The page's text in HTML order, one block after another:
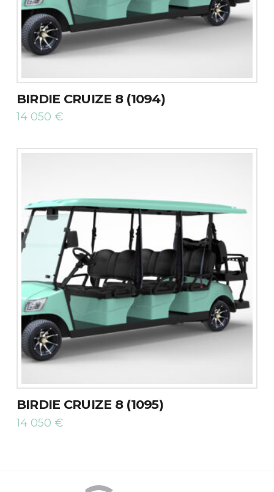
BIRDIE CRUIZE 8 (1094)
14 050 €
BIRDIE CRUIZE 8 (1095)
14 050 €